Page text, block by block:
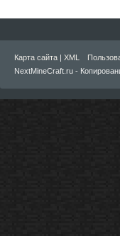
Карта сайта | XML
NextMineCraft.ru -